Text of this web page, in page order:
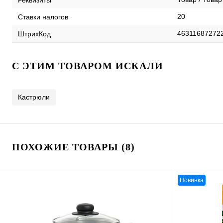
Ставки налогов 20
ШтрихКод
C ЭТИМ ТОВАРОМ ИСКАЛИ
Кастрюли
ПОХОЖИЕ ТОВАРЫ (8)
Новинка